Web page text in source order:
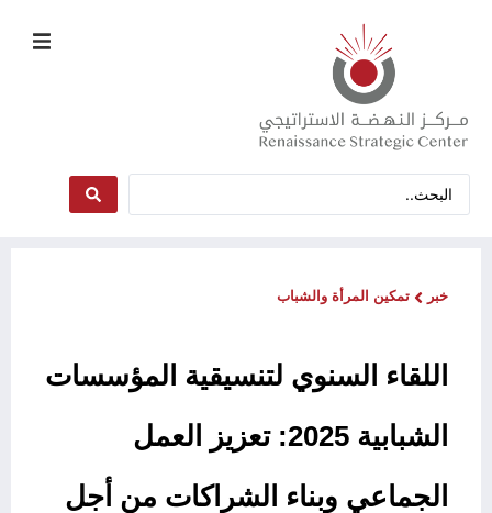
خبر تمكين المرأة والشباب
اللقاء السنوي لتنسيقية المؤسسات
الشبابية 2025: تعزيز العمل
الجماعي وبناء الشراكات من أجل